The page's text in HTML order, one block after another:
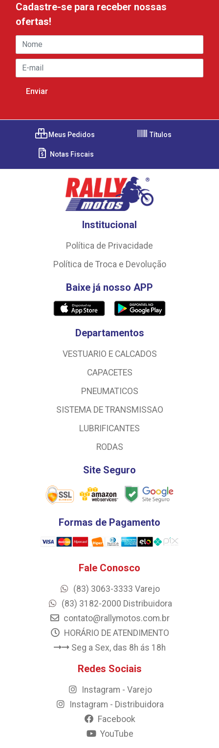
Cadastre-se para receber nossas
ofertas!
Meus Pedidos Títulos
Notas Fiscais
Institucional
Política de Privacidade
Política de Troca e Devolução
Baixe já nosso APP
Departamentos
VESTUARIO E CALCADOS
CAPACETES
PNEUMATICOS
SISTEMA DE TRANSMISSAO
LUBRIFICANTES
RODAS
Site Seguro
Formas de Pagamento
Fale Conosco
(83) 3063-3333 Varejo
(83) 3182-2000 Distribuidora
contato@rallymotos.com.br
HORÁRIO DE ATENDIMENTO
Seg a Sex, das 8h ás 18h
Redes Sociais
Instagram - Varejo
Instagram - Distribuidora
Facebook
YouTube